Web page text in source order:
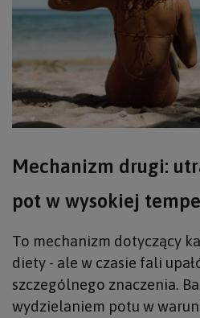
Mechanizm drugi:
pot w wysokiej
To mechanizm dotyczący
diety - ale w czasie fali
szczególnego znaczenia.
wydzielaniem potu w